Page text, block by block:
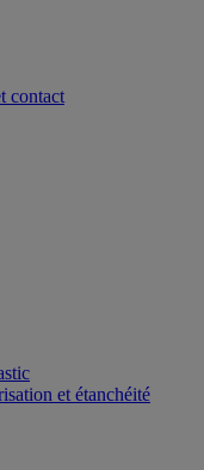
contact
et étanchéité